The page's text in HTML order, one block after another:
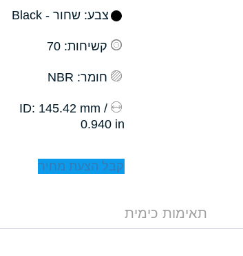
צבע: שחור - Black
קשיחות: 70
חומר: NBR
: 145.42 mm /
0.940 in
קבל הצעת מחיר
תאימות כימית